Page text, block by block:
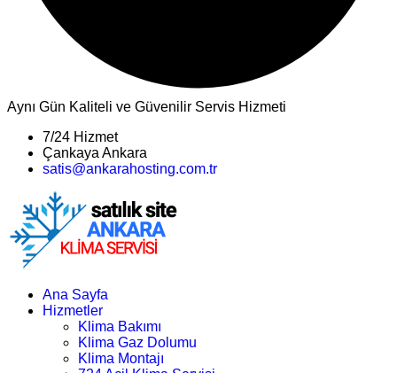
Aynı Gün Kaliteli ve Güvenilir Servis Hizmeti
7/24 Hizmet
Çankaya Ankara
satis@ankarahosting.com.tr
Ana Sayfa
Hizmetler
Klima Bakımı
Klima Gaz Dolumu
Klima Montajı